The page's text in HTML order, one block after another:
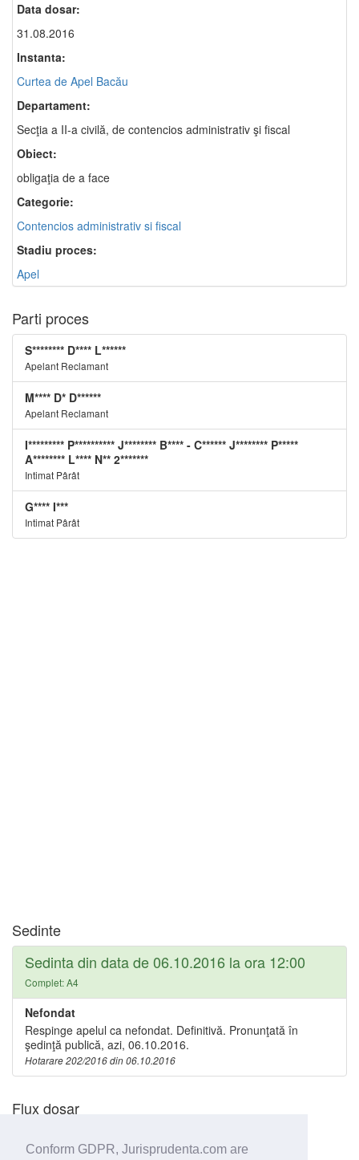
Conform GDPR, Jurisprudenta.com are
Data dosar:
31.08.2016
Instanta:
Curtea de Apel Bacău
Departament:
Secţia a II-a civilă, de contencios administrativ şi fiscal
Obiect:
obligaţia de a face
Categorie:
Contencios administrativ si fiscal
Stadiu proces:
Apel
Parti proces
S******** D**** L******
Apelant Reclamant
M**** D* D******
Apelant Reclamant
I********* P********** J******** B**** - C****** J******** P*****
A******** L**** N** 2*******
Intimat Pârât
G**** I***
Intimat Pârât
Sedinte
Sedinta din data de 06.10.2016 la ora 12:00
Complet: A4
Nefondat
Respinge apelul ca nefondat. Definitivă. Pronunţată în
şedinţă publică, azi, 06.10.2016.
Hotarare 202/2016 din 06.10.2016
Flux dosar